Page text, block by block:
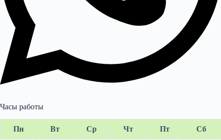
Часы работы
Пн Вт Ср Чт Пт Сб